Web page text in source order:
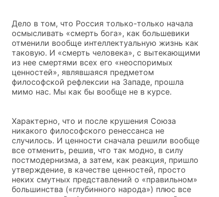
Дело в том, что Россия только-только начала
осмысливать «смерть бога», как большевики
отменили вообще интеллектуальную жизнь как
таковую. И «смерть человека», с вытекающими
из нее смертями всех его «неоспоримых
ценностей», являвшаяся предметом
философской рефлексии на Западе, прошла
мимо нас. Мы как бы вообще не в курсе.
Характерно, что и после крушения Союза
никакого философского ренессанса не
случилось. И ценности сначала решили вообще
все отменить, решив, что так модно, в силу
постмодернизма, а затем, как реакция, пришло
утверждение, в качестве ценностей, просто
неких смутных представлений о «правильном»
большинства («глубинного народа») плюс все